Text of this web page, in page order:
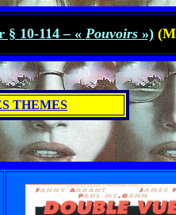
§ 10-114 – « Pouvoirs»)
THEMES